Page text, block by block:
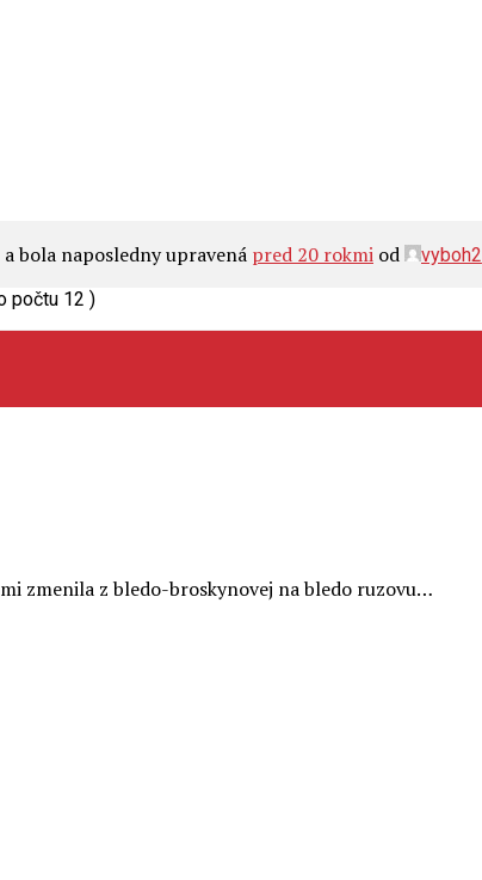
bola naposledny upravená pred 20 rokmi od vyboh2
počtu 12 )
zmenila z bledo-broskynovej na bledo ruzovu…